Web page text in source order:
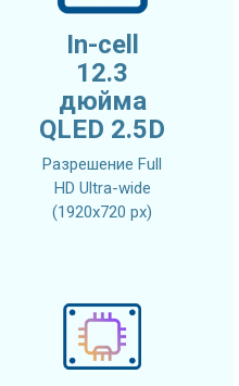
In-cell
12.3
дюйма
QLED 2.5D
Разрешение Full
HD Ultra-wide
(1920x720 px)